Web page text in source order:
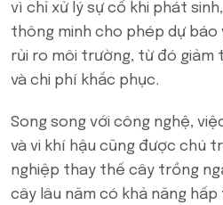
vì chỉ xử lý sự cố khi phát
thông minh cho phép dự báo
rủi ro môi trường, từ đó
và chi phí khắc phục.
Song song với công nghệ,
và vi khí hậu cũng được chú
nghiệp thay thế cây trồng
cây lâu năm có khả năng